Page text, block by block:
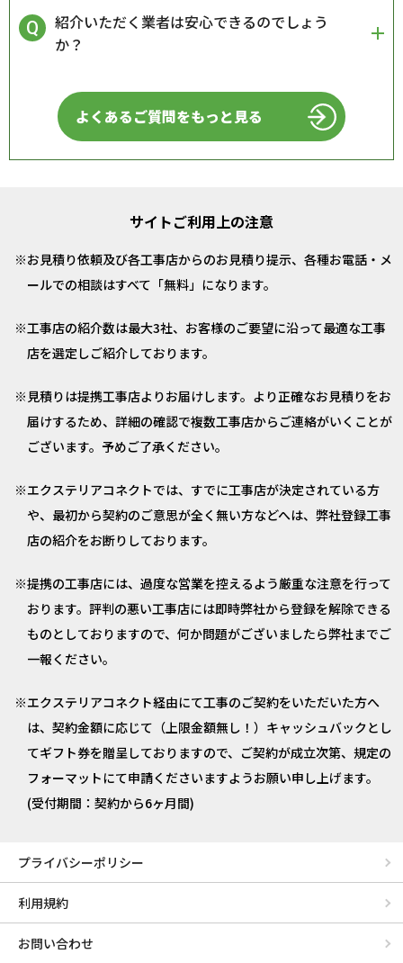
紹介いただく業者は安心できるのでしょう
か？
よくあるご質問をもっと見る
サイトご利用上の注意
お見積り依頼及び各工事店からのお見積り提示、各種お電話・メ
ールでの相談はすべて「無料」になります。
工事店の紹介数は最大3社、お客様のご要望に沿って最適な工事
店を選定しご紹介しております。
見積りは提携工事店よりお届けします。より正確なお見積りをお
届けするため、詳細の確認で複数工事店からご連絡がいくことが
ございます。予めご了承ください。
エクステリアコネクトでは、すでに工事店が決定されている方
や、最初から契約のご意思が全く無い方などへは、弊社登録工事
店の紹介をお断りしております。
提携の工事店には、過度な営業を控えるよう厳重な注意を行って
おります。評判の悪い工事店には即時弊社から登録を解除できる
ものとしておりますので、何か問題がございましたら弊社までご
一報ください。
エクステリアコネクト経由にて工事のご契約をいただいた方へ
は、契約金額に応じて（上限金額無し！）キャッシュバックとし
てギフト券を贈呈しておりますので、ご契約が成立次第、規定の
フォーマットにて申請くださいますようお願い申し上げます。
(受付期間：契約から6ヶ月間)
プライバシーポリシー
利用規約
お問い合わせ